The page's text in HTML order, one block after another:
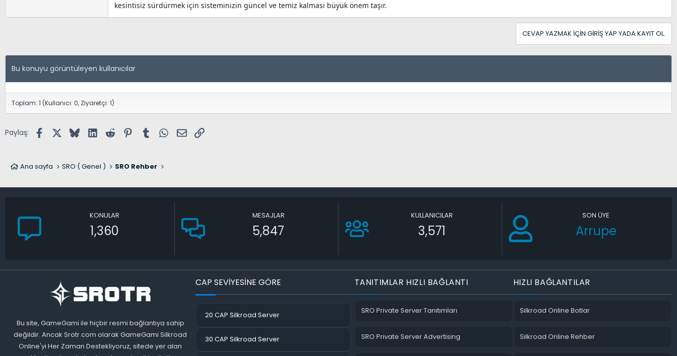
kesintisiz sürdürmek için sisteminizin güncel ve temiz kalması büyük önem taşır.
CEVAP YAZMAK IÇIN GIRIŞ YAP YADA KAYIT OL.
Bu konuyu görüntüleyen kullanıcılar
Toplam: 1 (Kullanıcı: 0, Ziyaretçi: 1)
Paylaş: FacebookX (Twitter)
BlueskyLinkedIn
Reddit PinterestTumblr WhatsApp
E-postaLink
Ana sayfa SRO ( Genel ) SRO Rehber
KONULAR
1,360
MESAJLAR
5,847
KULLANICILAR
3,571
SON ÜYE
Arrupe
Bu site, GameGami ile hiçbir resmi bağlantıya sahip
değildir. Ancak Srotr.com olarak GameGami Silkroad
Online'yi Her Zaman Destekliyoruz, sitede yer alan
CAP SEVİYESİNE GÖRE
20 CAP Silkroad Server
30 CAP Silkroad Server
TANITIMLAR HIZLI BAĞLANTI
SRO Private Server Tanıtımları
SRO Private Server Advertising
HIZLI BAĞLANTILAR
Silkroad Online Botlar
Silkroad Online Rehber